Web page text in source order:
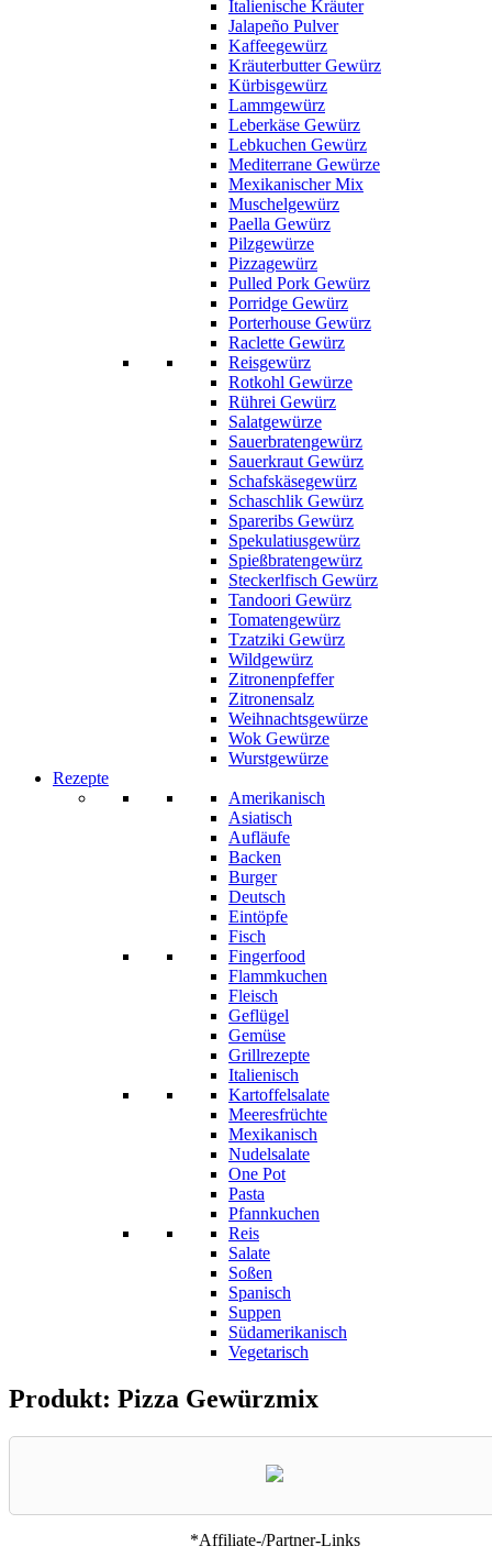
Italienische Kräuter
Jalapeño Pulver
Kaffeegewürz
Kräuterbutter Gewürz
Kürbisgewürz
Lammgewürz
Leberkäse Gewürz
Lebkuchen Gewürz
Mediterrane Gewürze
Mexikanischer Mix
Muschelgewürz
Paella Gewürz
Pilzgewürze
Pizzagewürz
Pulled Pork Gewürz
Porridge Gewürz
Porterhouse Gewürz
Raclette Gewürz
Reisgewürz
Rotkohl Gewürze
Rührei Gewürz
Salatgewürze
Sauerbratengewürz
Sauerkraut Gewürz
Schafskäsegewürz
Schaschlik Gewürz
Spareribs Gewürz
Spekulatiusgewürz
Spießbratengewürz
Steckerlfisch Gewürz
Tandoori Gewürz
Tomatengewürz
Tzatziki Gewürz
Wildgewürz
Zitronenpfeffer
Zitronensalz
Weihnachtsgewürze
Wok Gewürze
Wurstgewürze
Rezepte
Amerikanisch
Asiatisch
Aufläufe
Backen
Burger
Deutsch
Eintöpfe
Fisch
Fingerfood
Flammkuchen
Fleisch
Geflügel
Gemüse
Grillrezepte
Italienisch
Kartoffelsalate
Meeresfrüchte
Mexikanisch
Nudelsalate
One Pot
Pasta
Pfannkuchen
Reis
Salate
Soßen
Spanisch
Suppen
Südamerikanisch
Vegetarisch
Produkt: Pizza Gewürzmix
*Affiliate-/Partner-Links